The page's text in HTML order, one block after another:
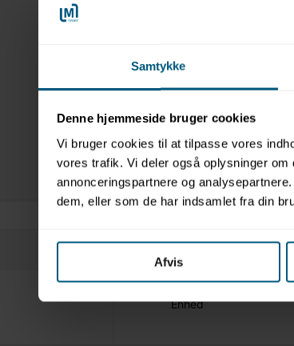
Samtykke
Denne hjemmeside bruger cookies
Vi bruger cookies til at tilpasse vores
vores trafik. Vi deler også oplysninger
annonceringspartnere og
dem, eller som de har indsamlet fra din
Afvis
Nettovægt (gram)
Enhed